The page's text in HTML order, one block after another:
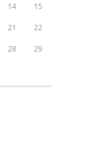
14 15
21 22
28 29